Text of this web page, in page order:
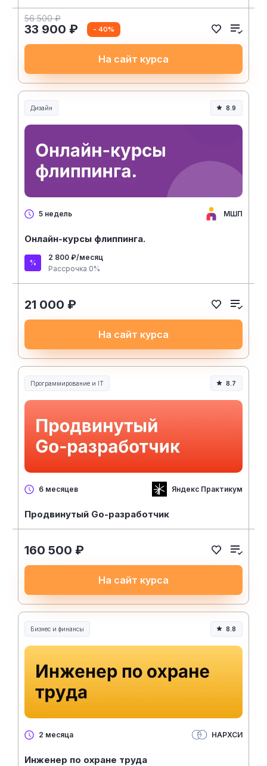
56 500 ₽
33 900 ₽ - 40%
На сайт курса
Дизайн 8.9
5 недель МШП
Онлайн-курсы флиппинга.
2 800 ₽/месяц
Рассрочка 0%
21 000 ₽
На сайт курса
Программирование и IT 8.7
6 месяцев Яндекс Практикум
Продвинутый Go-разработчик
160 500 ₽
На сайт курса
Бизнес и финансы 8.8
2 месяца НАРХСИ
Инженер по охране труда